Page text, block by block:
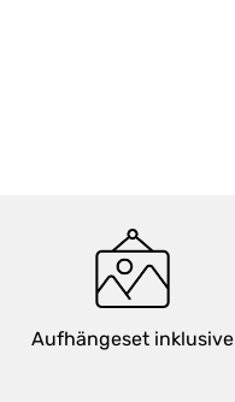
Aufhängeset inklusive